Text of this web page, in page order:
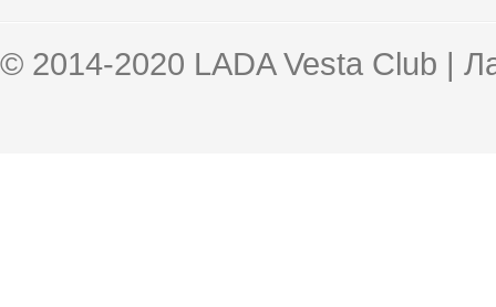
© 2014-2020 LADA Vesta Club |